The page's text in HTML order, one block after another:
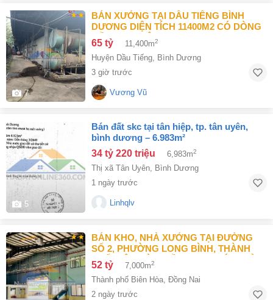
7
BÁN XƯỞNG TẠI DẦU TIẾNG BÌNH
DƯƠNG DIỆN TÍCH 11400M2 CÓ DÒNG
TIỀN 370 TRIỆU/TH
65 tỷ 11,400m2
Huyện Dầu Tiếng, Bình Dương
3 giờ trước
Vương Vũ
5
bán đất skc tại tân hiệp, tp. tân uyên,
bình dương – 6.983m²
34 tỷ 220 triệu 6,983m2
Thị xã Tân Uyên Bình Dương
1 ngày trước
Linhqlv
BÁN KHO, NHÀ XƯỞNG TẠI ĐƯỜNG
SỐ 2, PHƯỜNG LONG BÌNH, THÀNH
PHỐ BIÊN HÒA, ĐỒNG NAI GIÁ 52 TỶ
52 tỷ 7,000m2
Thành phố Biên Hòa, Đồng Nai
2 ngày trước